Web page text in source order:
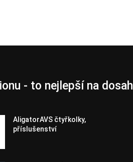
- to nejlepší na dosah
AligatorAVS čtyřkolky,
příslušenství